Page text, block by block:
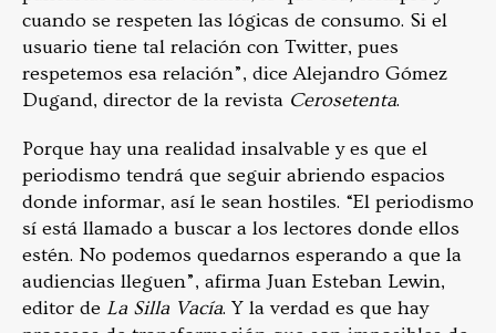
cuando se respeten las lógicas de consumo. Si el
usuario tiene tal relación con Twitter, pues
respetemos esa relación”, dice Alejandro Gómez
Dugand, director de la revista Cerosetenta.
Porque hay una realidad insalvable y es que el
periodismo tendrá que seguir abriendo espacios
donde informar, así le sean hostiles. “El periodismo
sí está llamado a buscar a los lectores donde ellos
estén. No podemos quedarnos esperando a que la
audiencias lleguen”, afirma Juan Esteban Lewin,
editor de La Silla Vacía. Y la verdad es que hay